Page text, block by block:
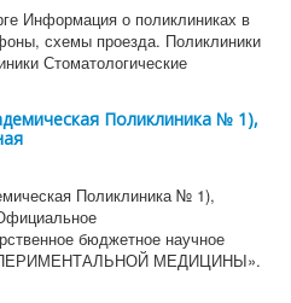
Информация о поликлиниках в
схемы проезда. Поликлиники
Стоматологические
Поликлиника № 1),
Поликлиника № 1),
бюджетное научное
МЕДИЦИНЫ».